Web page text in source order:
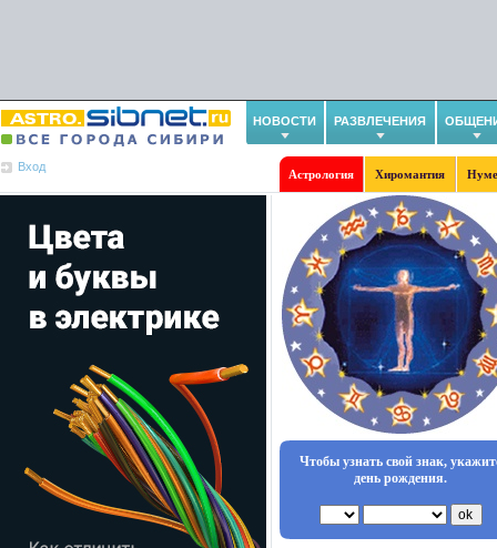
НОВОСТИ РАЗВЛЕЧЕНИЯ
Вход
Астрология Хиромантия
Чтобы узнать свой знак,
день рождения.